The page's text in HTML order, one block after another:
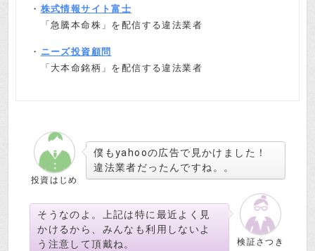
・ 株式情報サイト富士
「急騰本命株」を配信する違法業者
・ ニーズ投資顧問
「大本命銘柄」を配信する違法業者
投資はじめ
僕もyahooの広告で見かけました！
違法業者だったんですね。。
検証さつき
そうなのよ。上記は特に最近よく見
かけるから、みんなも利用しないよ
う注意して頂戴ね。